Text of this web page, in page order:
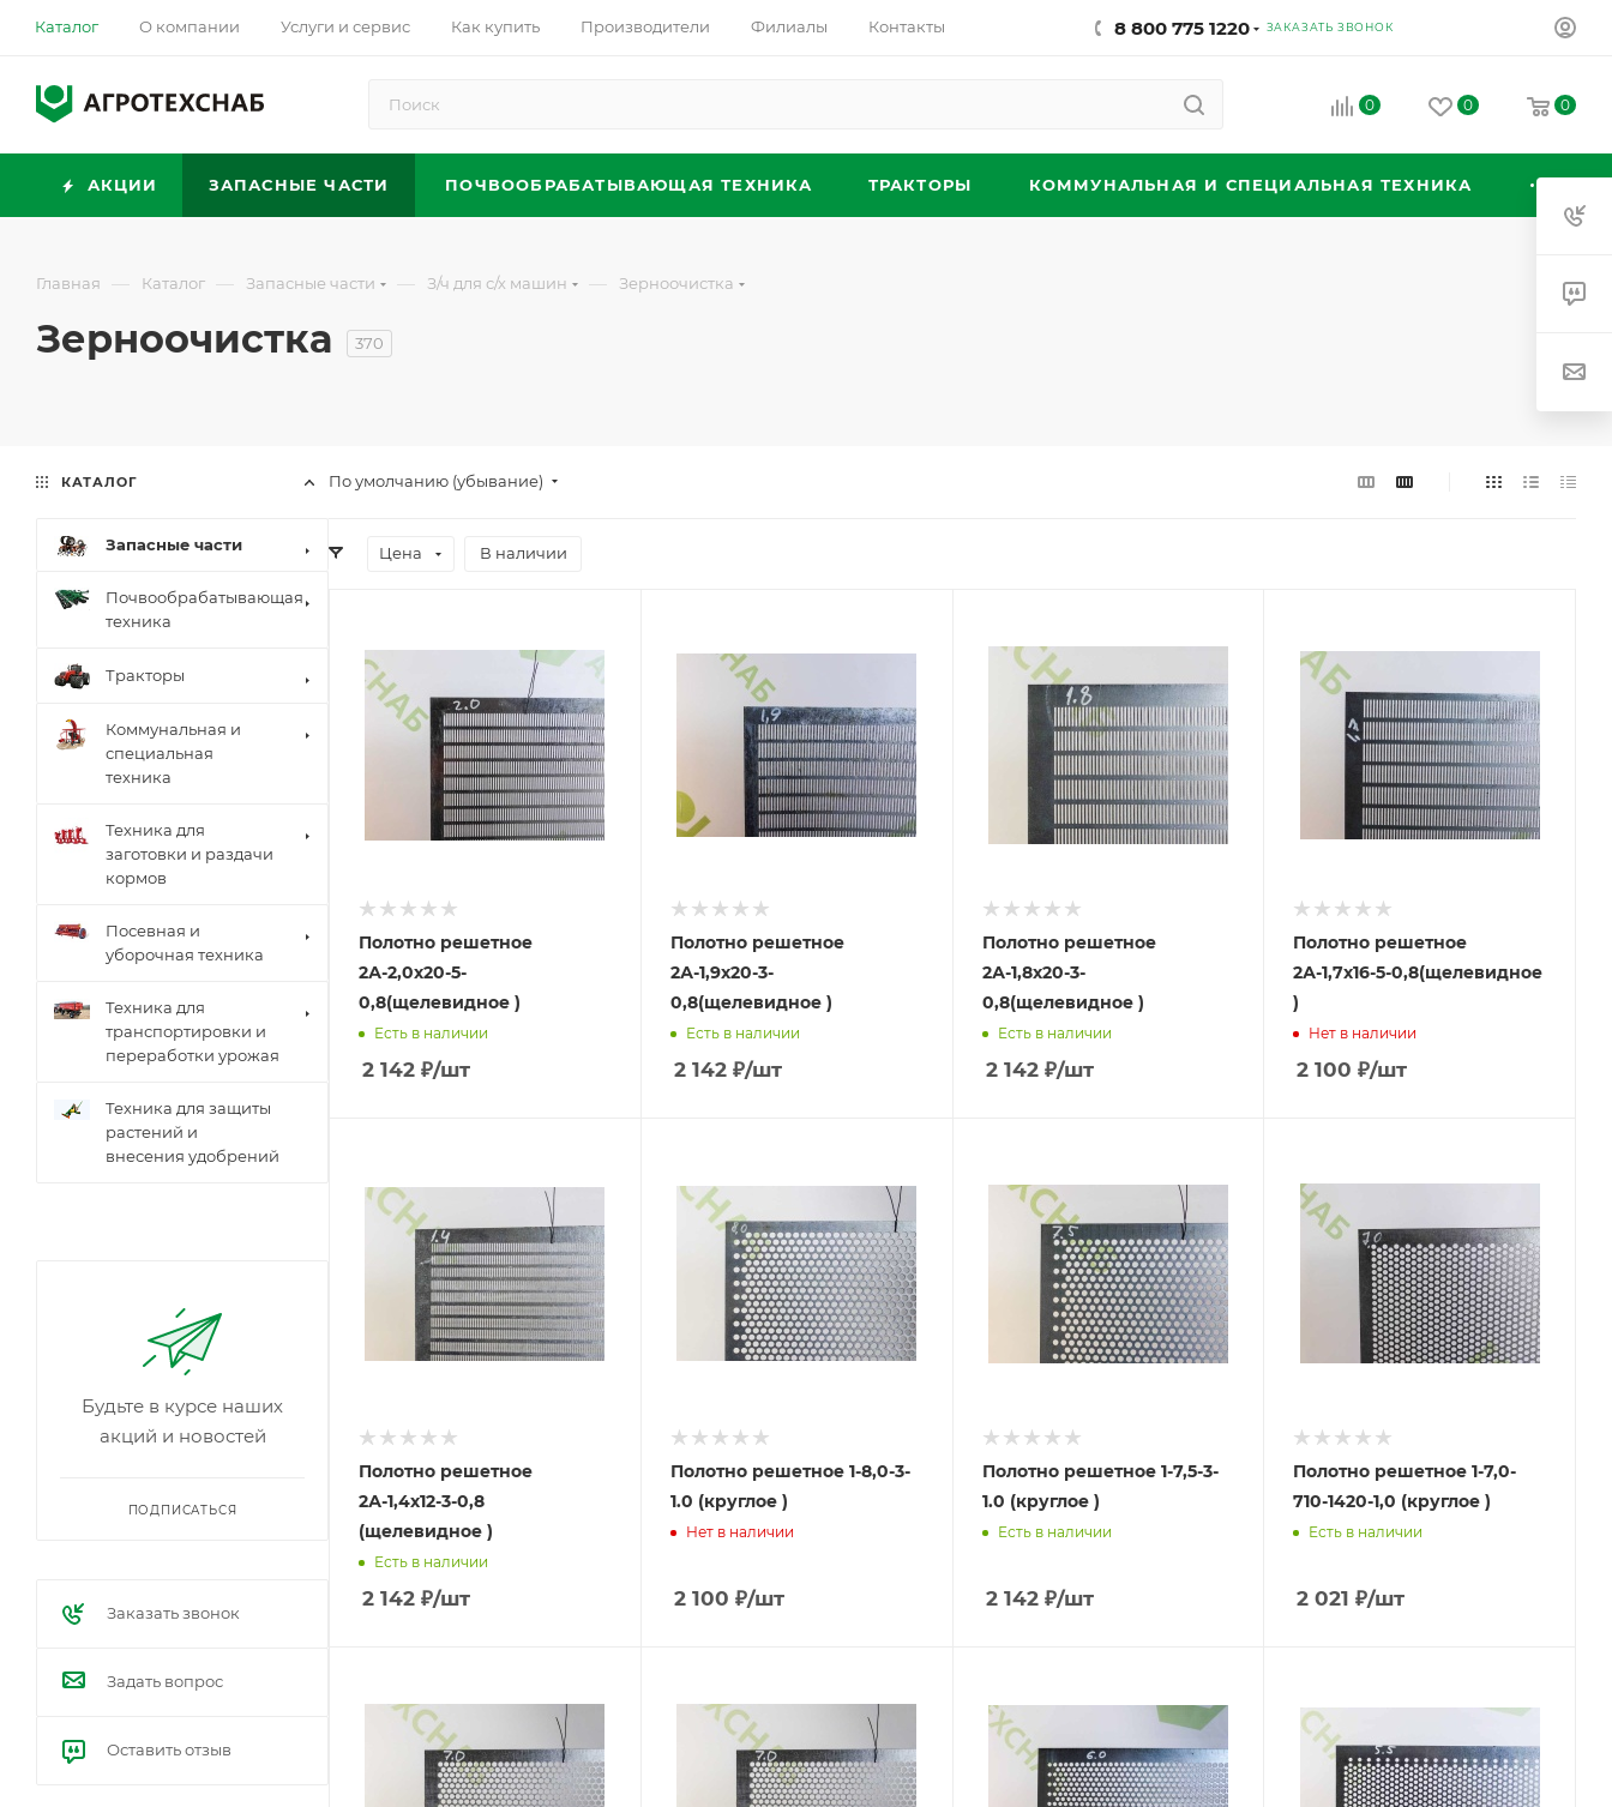
Каталог О компании Услуги и сервис Как купить Производители Филиалы Контакты 8 800 775 1220 ЗАКАЗАТЬ ЗВОНОК
0 0 0
АКЦИИ ЗАПАСНЫЕ ЧАСТИ ПОЧВООБРАБАТЫВАЮЩАЯ ТЕХНИКА ТРАКТОРЫ КОММУНАЛЬНАЯ И СПЕЦИАЛЬНАЯ ТЕХНИКА
Главная — Каталог — Запасные части — З/ч для с/х машин — Зерноочистка
Зерноочистка 370
По умолчанию (убывание)
Цена В наличии
Полотно решетное
2А-2,0х20-5-
0,8(щелевидное )
Есть в наличии
2 142 ₽/шт
Полотно решетное
2А-1,9х20-3-
0,8(щелевидное )
Есть в наличии
2 142₽/шт
Полотно решетное
2А-1,8х20-3-
0,8(щелевидное )
Есть в наличии
2 142₽/шт
Полотно решетное
2А-1,7х16-5-0,8(щелевидное
)
Нет в наличии
2 100 ₽/шт
Полотно решетное
2А-1,4х12-3-0,8
(щелевидное )
Есть в наличии
2 142 ₽/шт
Полотно решетное 1-8,0-3-
1.0 (круглое )
Нет в наличии
2 100 ₽/шт
Полотно решетное 1-7,5-3-
1.0 (круглое )
Есть в наличии
2 142₽/шт
Полотно решетное 1-7,0-
710-1420-1,0 (круглое )
Есть в наличии
2 021 ₽/шт
КАТАЛОГ
Запасные части
Почвообрабатывающая
техника
Тракторы
Коммунальная и
специальная
техника
Техника для
заготовки и раздачи
кормов
Посевная и
уборочная техника
Техника для
транспортировки и
переработки урожая
Техника для защиты
растений и
внесения удобрений
Будьте в курсе наших
акций и новостей
ПОДПИСАТЬСЯ
Заказать звонок
Задать вопрос
Оставить отзыв